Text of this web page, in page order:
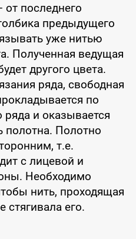
от последнего
предыдущего
уже нитью
Полученная ведущая
другого цвета.
ряда, свободная
по
ряда и оказывается
полотна. Полотно
т.е.
с лицевой и
Необходимо
нить, проходящая
стягивала его.